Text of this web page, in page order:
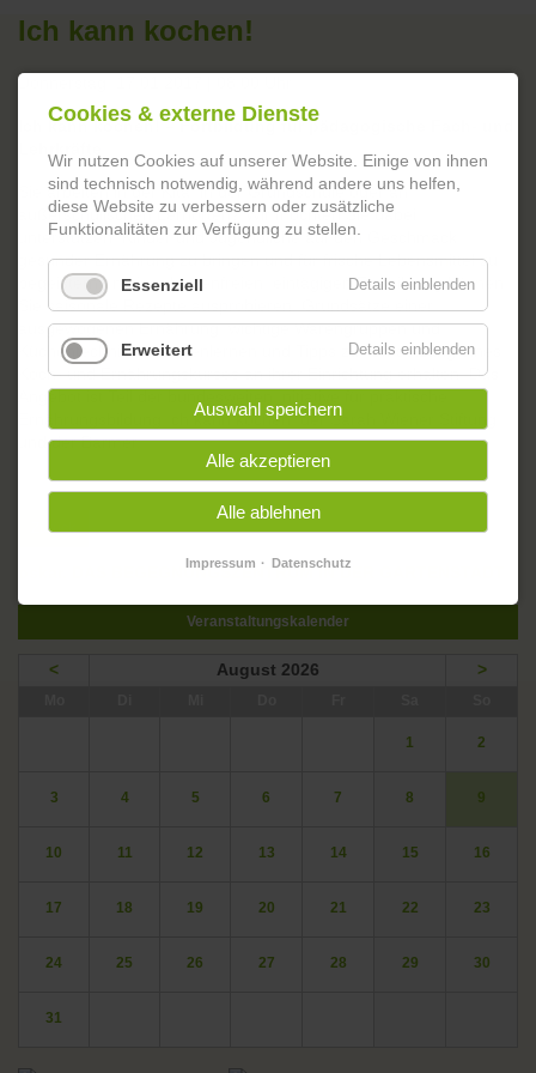
Ich kann kochen!
Donnerstag, 17.01.2017 | 08:00 Uhr
Ich kann kochen! – Fortbildung für pädagogische Fach- und
Sie arbeiten in der Kita, in der Grundschule oder an
außerschulischen Lernorten? Wir möchten Sie dabei
unterstützen, Kinder und Jugendliche auf den Geschmack
gesunder Ernährung zu bringen und für frische Lebensmittel zu
begeistern. In einer kostenfreien, eintägigen Fortbildung können
Sie saisonale Rezepte ausprobieren, Grundsätze einer
ausgewogenen Ernährung, wichtige Warengruppen und
Küchentechniken kennenlernen und Tipps zur Umsetzung eines
Koch- und Ernährungskurses an ihrer Einrichtung erhalten. Das
Angebot ist Teil der bundesweiten Initiative für praktische
Ernährungsbildung Ich kann kochen! der Sarah Wiener Stiftung
und der Barmer.
Zurück
oskar. DAS BEGEGNUNGSZENTRUM IN DER GARTENSTADT
Veranstaltungskalender
< August 2026 >
1 2
3 4 5 6 7 8 9
10 11 12 13 14 15 16
17 18 19 20 21 22 23
24 25 26 27 28 29 30
31
Cookies & externe Dienste
Wir nutzen Cookies auf unserer Website. Einige von ihnen
sind technisch notwendig, während andere uns helfen,
diese Website zu verbessern oder zusätzliche
Funktionalitäten zur Verfügung zu stellen.
Essenziell Details einblenden
Erweitert Details einblenden
Auswahl speichern
Alle akzeptieren
Alle ablehnen
Impressum Datenschutz